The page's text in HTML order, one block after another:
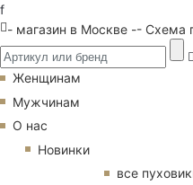
f
- магазин в Москве -- Схема
Женщинам
Мужчинам
О нас
Новинки
все